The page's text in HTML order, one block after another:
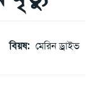
বিয়ষ: মেরিন ড্রাইভ